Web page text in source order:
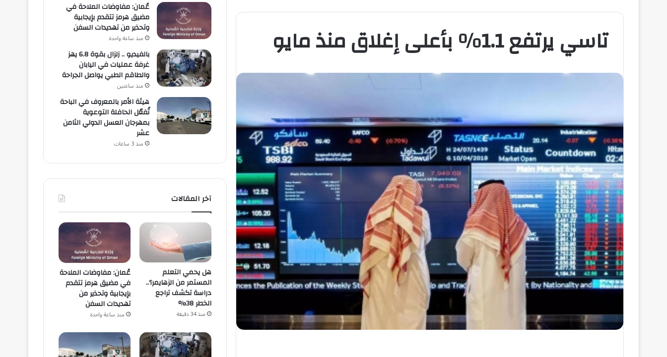
تاسي يرتفع 1.1% بأعلى إغلاق منذ مايو
عُمان: مفاوضات الملاحة في
مضيق هرمز تتقدم بإيجابية
وتحذير من تهديدات السفن
منذ ساعة واحدة
بالفيديو .. زلزال بقوة 6.8 يهز
غرفة عمليات في اليابان
والطاقم الطبي يواصل الجراحة
منذ ساعتين
هيئة الأمر بالمعروف في الباحة
تُفعّل الحافلة التوعوية
بمهرجان العسل الدولي الثامن
عشر
منذ 3 ساعات
آخر المقالات
هل يحمي التعلم
المستمر من الزهايمر؟..
دراسة تكشف تراجع
الخطر 38%
منذ 34 دقيقة
عُمان: مفاوضات الملاحة
في مضيق هرمز تتقدم
بإيجابية وتحذير من
تهديدات السفن
منذ ساعة واحدة